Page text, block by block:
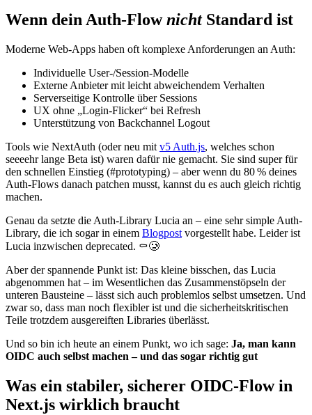
Wenn dein Auth-FlownichtStandard ist
Moderne Web-Apps haben oft komplexe Anforderungen an Auth:
Individuelle User-/Session-Modelle
Externe Anbieter mit leicht abweichendem Verhalten
Serverseitige Kontrolle über Sessions
UX ohne „Login-Flicker“ bei Refresh
Unterstützung von Backchannel Logout
Tools wie NextAuth (oder neu mit v5 Auth.js, welches schon
seeeehr lange Beta ist) waren dafür nie gemacht. Sie sind super für
den schnellen Einstieg (#prototyping) – aber wenn du 80 % deines
Auth-Flows danach patchen musst, kannst du es auch gleich richtig
machen.
Genau da setzte die Auth-Library Lucia an – eine sehr simple Auth-
Library, die ich sogar in einem Blogpost vorgestellt habe. Leider ist
Lucia inzwischen deprecated. ⚰️🥲
Aber der spannende Punkt ist: Das kleine bisschen, das Lucia
abgenommen hat – im Wesentlichen das Zusammenstöpseln der
unteren Bausteine – lässt sich auch problemlos selbst umsetzen. Und
zwar so, dass man noch flexibler ist und die sicherheitskritischen
Teile trotzdem ausgereiften Libraries überlässt.
Und so bin ich heute an einem Punkt, wo ich sage: Ja, man kann
OIDC auch selbst machen – und das sogar richtig gut
Was ein stabiler, sicherer OIDC-Flow in
Next.js wirklich braucht